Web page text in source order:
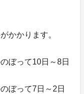
かかります。
ぼって10日～8日
ぼって7日～2日